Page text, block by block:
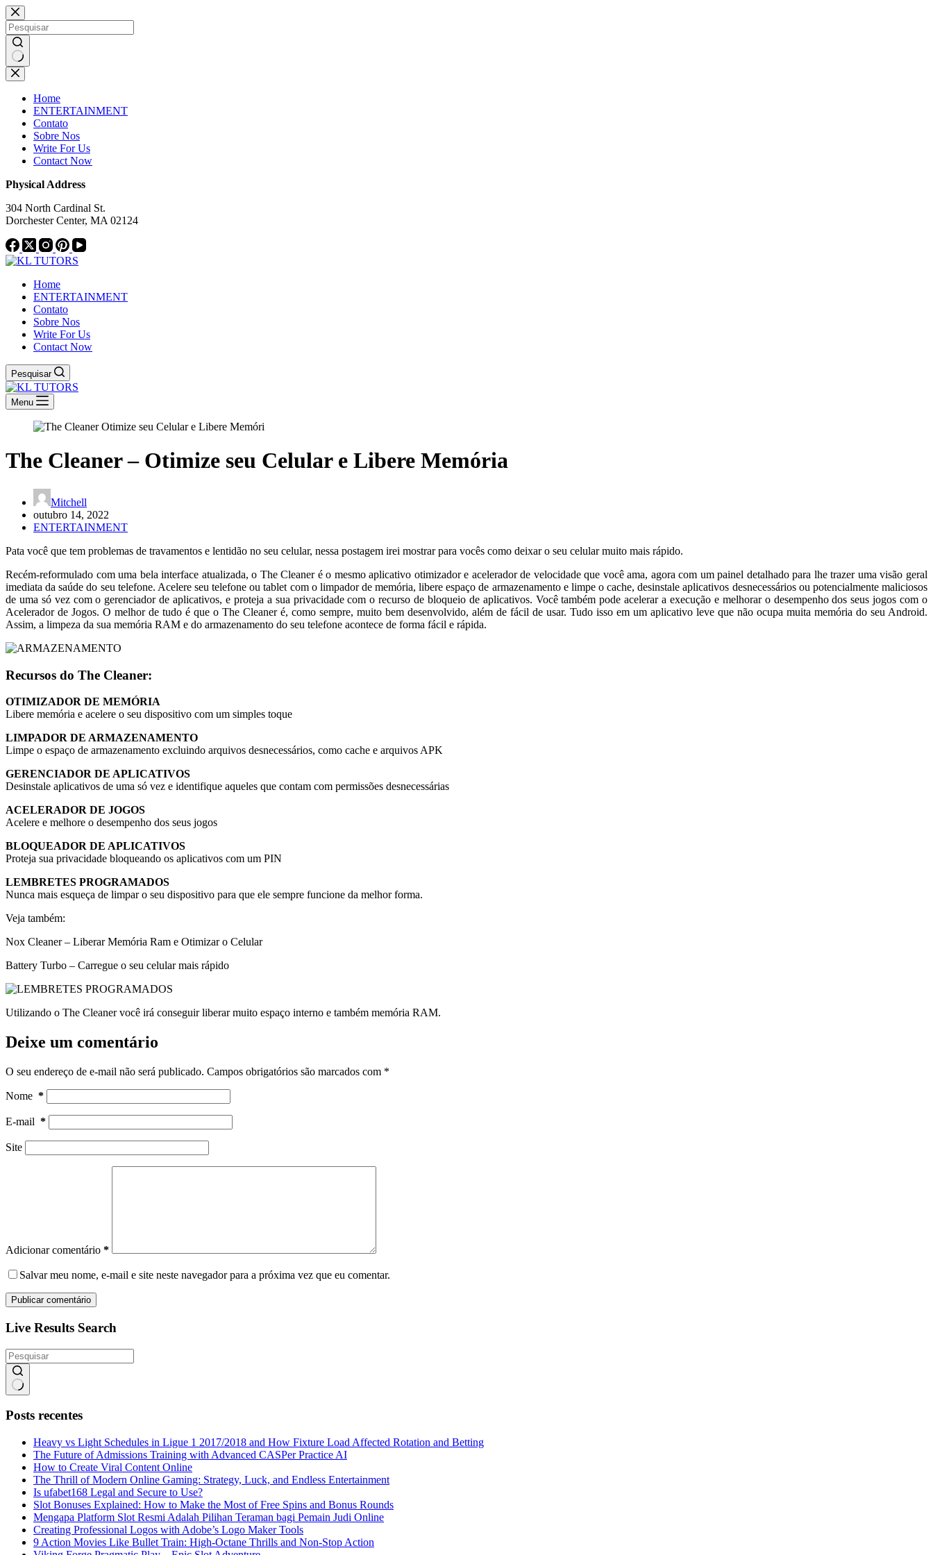
Pular
para
o
conteúdo
Sem
resultados
Home
ENTERTAINMENT
Contato
Sobre Nos
Write For Us
Contact Now
Physical Address
304 North Cardinal St.
Dorchester Center, MA 02124
Home
ENTERTAINMENT
Contato
Sobre Nos
Write For Us
Contact Now
Pesquisar
Menu
The Cleaner – Otimize seu Celular e Libere Memória
Mitchell
outubro 14, 2022
ENTERTAINMENT
Pata você que tem problemas de travamentos e lentidão no seu celular, nessa postagem irei mostrar para vocês como deixar o seu celular muito mais rápido.
Recém-reformulado com uma bela interface atualizada, o The Cleaner é o mesmo aplicativo otimizador e acelerador de velocidade que você ama, agora com um painel detalhado para lhe trazer uma visão geral
imediata da saúde do seu telefone. Acelere seu telefone ou tablet com o limpador de memória, libere espaço de armazenamento e limpe o cache, desinstale aplicativos desnecessários ou potencialmente maliciosos
de uma só vez com o gerenciador de aplicativos, e proteja a sua privacidade com o recurso de bloqueio de aplicativos. Você também pode acelerar a execução e melhorar o desempenho dos seus jogos com o
Acelerador de Jogos. O melhor de tudo é que o The Cleaner é, como sempre, muito bem desenvolvido, além de fácil de usar. Tudo isso em um aplicativo leve que não ocupa muita memória do seu Android.
Assim, a limpeza da sua memória RAM e do armazenamento do seu telefone acontece de forma fácil e rápida.
Recursos do The Cleaner:
OTIMIZADOR DE MEMÓRIA
Libere memória e acelere o seu dispositivo com um simples toque
LIMPADOR DE ARMAZENAMENTO
Limpe o espaço de armazenamento excluindo arquivos desnecessários, como cache e arquivos APK
GERENCIADOR DE APLICATIVOS
Desinstale aplicativos de uma só vez e identifique aqueles que contam com permissões desnecessárias
ACELERADOR DE JOGOS
Acelere e melhore o desempenho dos seus jogos
BLOQUEADOR DE APLICATIVOS
Proteja sua privacidade bloqueando os aplicativos com um PIN
LEMBRETES PROGRAMADOS
Nunca mais esqueça de limpar o seu dispositivo para que ele sempre funcione da melhor forma.
Veja também:
Nox Cleaner – Liberar Memória Ram e Otimizar o Celular
Battery Turbo – Carregue o seu celular mais rápido
Utilizando o The Cleaner você irá conseguir liberar muito espaço interno e também memória RAM.
Deixe um comentário
O seu endereço de e-mail não será publicado. Campos obrigatórios são marcados com *
Nome *
E-mail *
Site
Adicionar comentário *
Salvar meu nome, e-mail e site neste navegador para a próxima vez que eu comentar.
Publicar comentário
Live Results Search
resultados
Posts recentes
Heavy vs Light Schedules in Ligue 1 2017/2018 and How Fixture Load Affected Rotation and Betting
The Future of Admissions Training with Advanced CASPer Practice AI
How to Create Viral Content Online
The Thrill of Modern Online Gaming: Strategy, Luck, and Endless Entertainment
Is ufabet168 Legal and Secure to Use?
Slot Bonuses Explained: How to Make the Most of Free Spins and Bonus Rounds
Mengapa Platform Slot Resmi Adalah Pilihan Teraman bagi Pemain Judi Online
Creating Professional Logos with Adobe’s Logo Maker Tools
9 Action Movies Like Bullet Train: High-Octane Thrills and Non-Stop Action
Notice:This website publishes content from paid authors. Due to limitations, daily monitoring of all material cannot be ensured. The owner does